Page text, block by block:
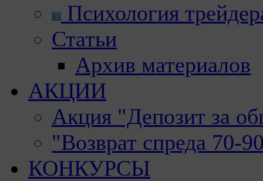
Психология
Статьи
Архив материалов
АКЦИИ
Акция "Депозит за
"Возврат спреда 70-
КОНКУРСЫ